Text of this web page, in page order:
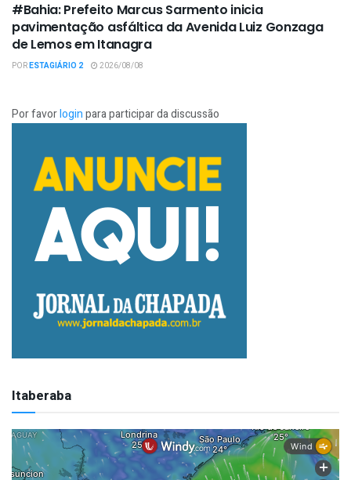
#Bahia: Prefeito Marcus Sarmento inicia
pavimentação asfáltica da Avenida Luiz Gonzaga
de Lemos em Itanagra
PORESTAGIÁRIO 2 2026/08/08
Por favorloginpara participar da discussão
Itaberaba